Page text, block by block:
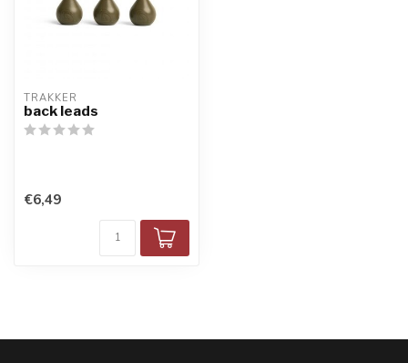
TRAKKER
back leads
€6,49